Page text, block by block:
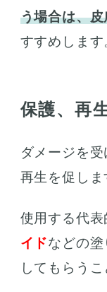
う場合は、
すすめします
保護、再
ダメージを受
再生を促しま
使用する代表
イドなどの
してもらうこ